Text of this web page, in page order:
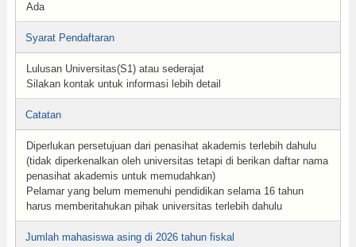
Ada
Syarat Pendaftaran
Lulusan Universitas(S1) atau sederajat
Silakan kontak untuk informasi lebih detail
Catatan
Diperlukan persetujuan dari penasihat akademis terlebih dahulu
(tidak diperkenalkan oleh universitas tetapi di berikan daftar nama
penasihat akademis untuk memudahkan)
Pelamar yang belum memenuhi pendidikan selama 16 tahun
harus memberitahukan pihak universitas terlebih dahulu
Jumlah mahasiswa asing di 2026 tahun fiskal